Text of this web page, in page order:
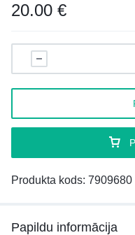
20.00 €
Produkta kods: 7909680
Papildu informācija